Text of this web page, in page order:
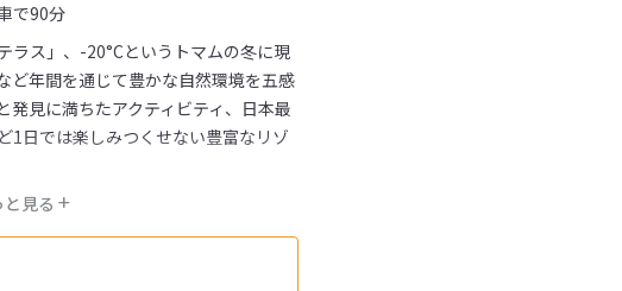
で90分
と見る
ラス」、-20°Cというトマムの冬に現
ど年間を通じて豊かな自然環境を五感
発見に満ちたアクティビティ、日本最
1日では楽しみつくせない豊富なリゾ